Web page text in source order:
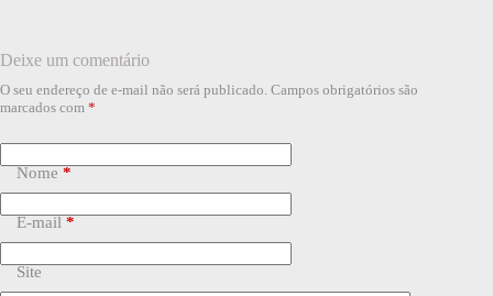
Deixe um comentário
O seu endereço de e-mail não será publicado. Campos obrigatórios são
marcados com *
Nome *
E-mail *
Site